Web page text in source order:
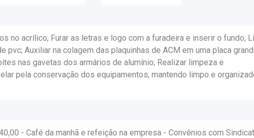
no acrílico; Furar as letras e logo com a furadeira e inserir o fundo;
pvc; Auxiliar na colagem das plaquinhas de ACM em uma placa
nas gavetas dos armários de alumínio; Realizar limpeza e
pela conservação dos equipamentos, mantendo limpo e
- Café da manhã e refeição na empresa - Convênios com